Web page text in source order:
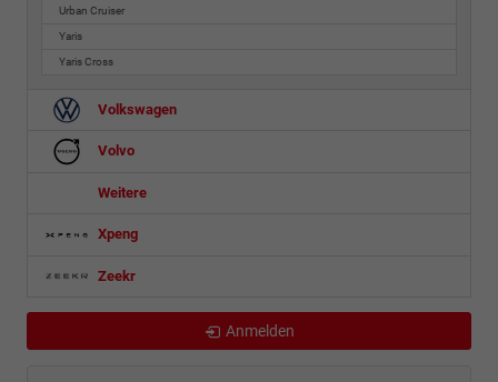
Urban Cruiser
Yaris
Yaris Cross
Volkswagen
Volvo
Weitere
Xpeng
Zeekr
Anmelden